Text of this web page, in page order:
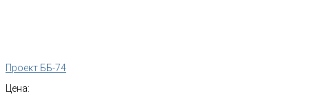
Проект ББ-74
Цена: